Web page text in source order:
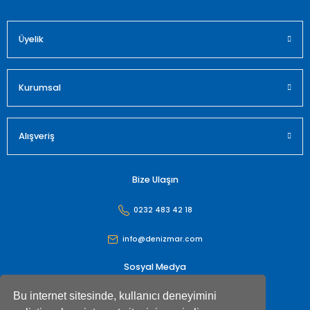
Bu internet sitesinde, kullanıcı deneyimini
Üyelik
Kurumsal
Alışveriş
Bize Ulaşın
0232 483 42 18
info@denizmar.com
Sosyal Medya